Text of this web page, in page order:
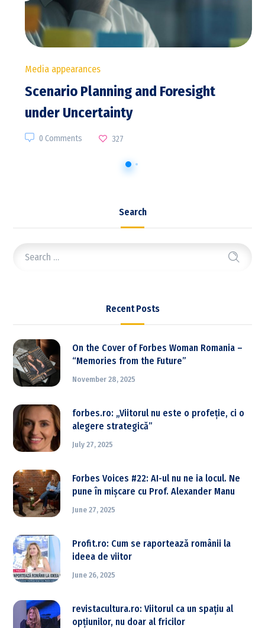
Media appearances
Scenario Planning and Foresight
under Uncertainty
327
0 Comments
Search
Recent Posts
On the Cover of Forbes Woman Romania –
“Memories from the Future”
November 28, 2025
forbes.ro: „Viitorul nu este o profeție, ci o
alegere strategică”
July 27, 2025
Forbes Voices #22: AI-ul nu ne ia locul. Ne
pune în mișcare cu Prof. Alexander Manu
June 27, 2025
Profit.ro: Cum se raportează românii la
ideea de viitor
June 26, 2025
revistacultura.ro: Viitorul ca un spațiu al
opțiunilor, nu doar al fricilor